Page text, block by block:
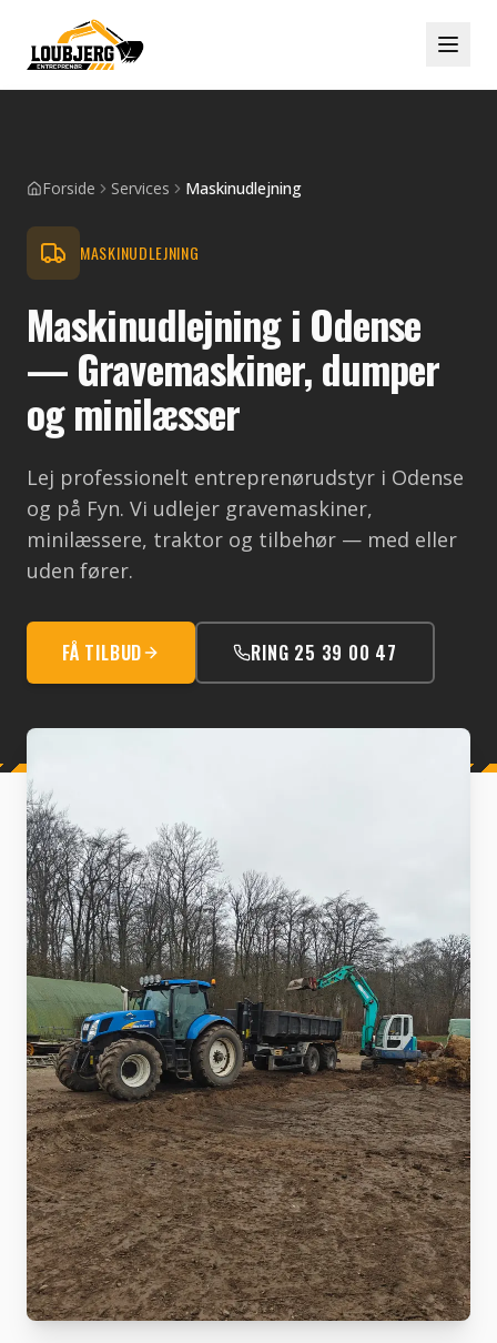
Forside Services Maskinudlejning
MASKINUDLEJNING
Maskinudlejning i Odense
— Gravemaskiner, dumper
og minilæsser
Lej professionelt entreprenørudstyr i Odense
og på Fyn. Vi udlejer gravemaskiner,
minilæssere, traktor og tilbehør — med eller
uden fører.
FÅ TILBUD RING 25 39 00 47